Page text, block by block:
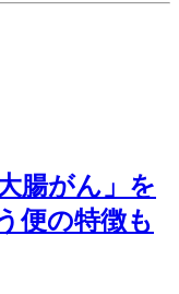
腸がん」を
便の特徴も